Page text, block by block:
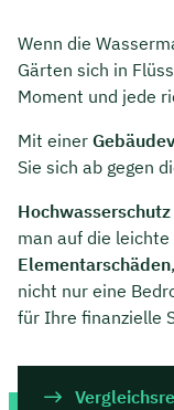
Expats
Wenn die
Gärten sich in
Moment und jede
Mit einer
Sie sich ab gegen
Hochwasserschutz
man auf die
Elementarschäden
nicht nur eine
für Ihre finanzielle